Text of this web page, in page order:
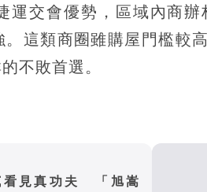
運交會優勢，區域內商
這類商圈雖購屋門檻較
不敗首選。
看見真功夫 「旭嵩